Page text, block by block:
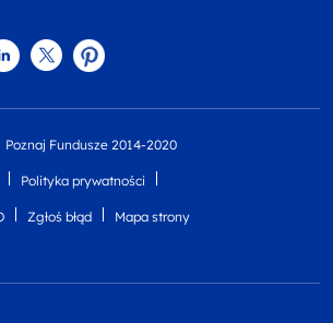
LinkedintwitterPinterest
Poznaj Fundusze 2014-2020
Polityka prywatności
Zgłoś błąd Mapa strony